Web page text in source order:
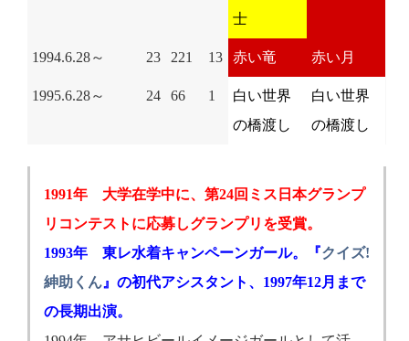
士
1994.6.28～ 23 221 13 赤い竜 赤い月
1995.6.28～ 24 66 1
白い世界
の橋渡し
白い世界
の橋渡し
1991年 大学在学中に、第24回ミス日本グランプ
リコンテストに応募しグランプリを受賞。
1993年 東レ水着キャンペーンガール。『クイズ!
紳助くん 』の初代アシスタント、1997年12月まで
の長期出演。